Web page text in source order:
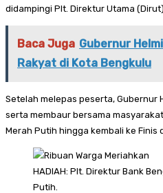
didampingi Plt. Direktur Utama
Baca Juga Gubernur
Rakyat di Kota Bengkulu
Setelah melepas peserta, Gubernur
serta membaur bersama
Merah Putih hingga kembali ke Finis
HADIAH: Plt. Direktur Bank
Putih.